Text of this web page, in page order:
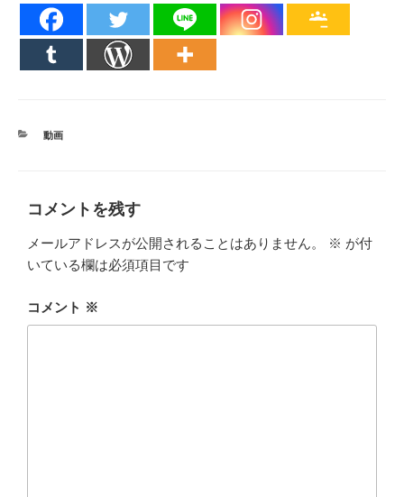
カ
動画
コメントを残す
メールアドレスが公開されることはありません。 ※ が付
いている欄は必須項目です
コメント ※